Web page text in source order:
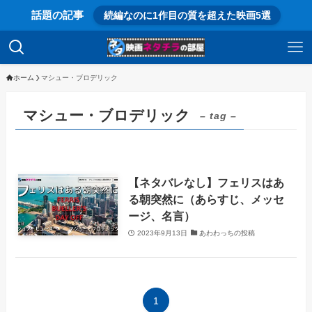
話題の記事 続編なのに1作目の質を超えた映画5選
ホーム マシュー・ブロデリック
マシュー・ブロデリック – tag –
【ネタバレなし】フェリスはあ
る朝突然に（あらすじ、メッセ
ージ、名言）
2023年9月13日 あわわっちの投稿
1